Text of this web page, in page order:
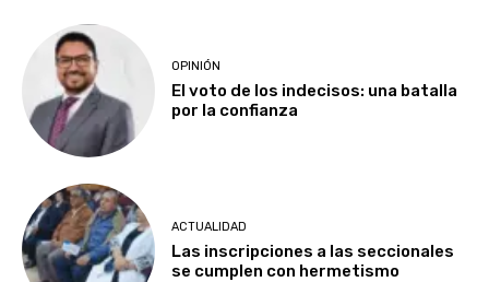
OPINIÓN
El voto de los indecisos: una batalla
por la confianza
ACTUALIDAD
Las inscripciones a las seccionales
se cumplen con hermetismo